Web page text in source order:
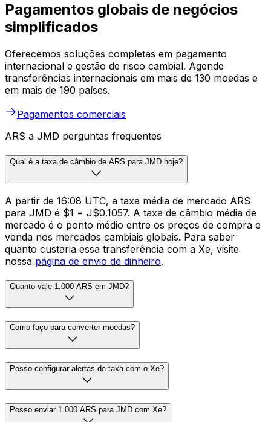
Pagamentos globais de negócios
simplificados
Oferecemos soluções completas em pagamento
internacional e gestão de risco cambial. Agende
transferências internacionais em mais de 130 moedas e
em mais de 190 países.
Pagamentos comerciais
ARS a JMD perguntas frequentes
Qual é a taxa de câmbio de ARS para JMD hoje?
A partir de 16:08 UTC, a taxa média de mercado ARS
para JMD é $1 = J$0.1057. A taxa de câmbio média de
mercado é o ponto médio entre os preços de compra e
venda nos mercados cambiais globais. Para saber
quanto custaria essa transferência com a Xe, visite
nossa página de envio de dinheiro.
Quanto vale 1.000 ARS em JMD?
Como faço para converter moedas?
Posso configurar alertas de taxa com o Xe?
Posso enviar 1.000 ARS para JMD com Xe?